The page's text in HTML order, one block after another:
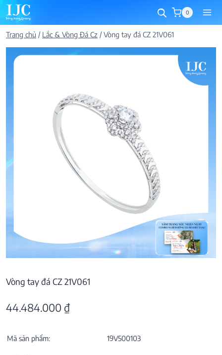
Skip
to
content
0
Trang chủ / Lắc & Vòng Đá Cz /Vòng tay đá CZ 21V061
Vòng tay đá CZ 21V061
44.484.000 ₫
Mã sản phẩm: 19V500103